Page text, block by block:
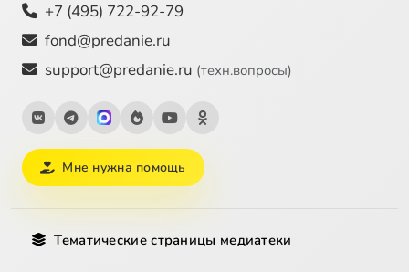
+7 (495) 722-92-79
fond@predanie.ru
support@predanie.ru (техн.вопросы)
Мне нужна помощь
Тематические страницы медиатеки